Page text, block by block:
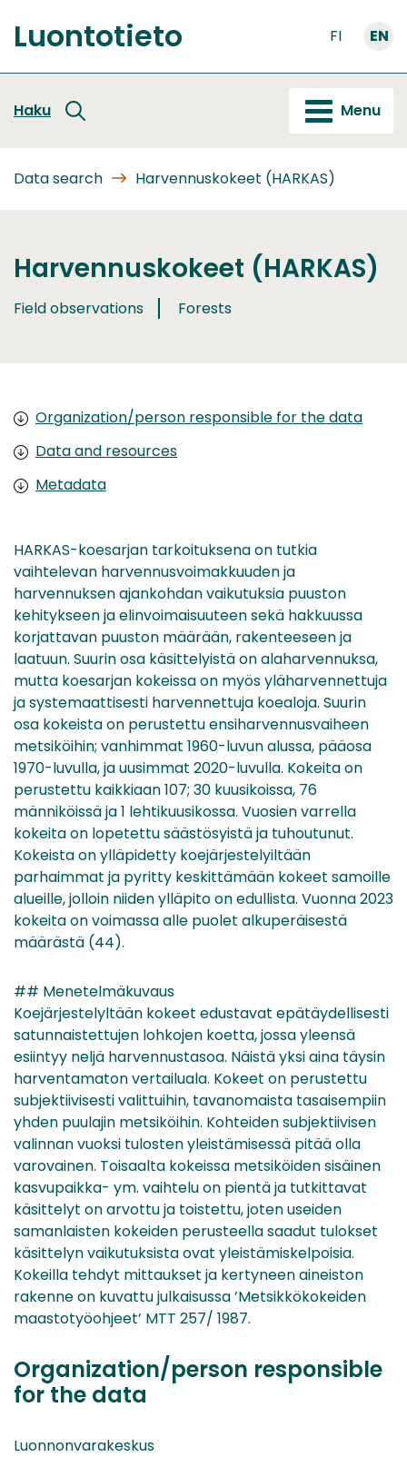
to
content
Front
Luontotieto FI EN
Haku Menu
Data search Harvennuskokeet (HARKAS)
Harvennuskokeet (HARKAS)
Field observations Forests
Organization/person responsible for the data
Data and resources
Metadata
HARKAS-koesarjan tarkoituksena on tutkia
vaihtelevan harvennusvoimakkuuden ja
harvennuksen ajankohdan vaikutuksia puuston
kehitykseen ja elinvoimaisuuteen sekä hakkuussa
korjattavan puuston määrään, rakenteeseen ja
laatuun. Suurin osa käsittelyistä on alaharvennuksa,
mutta koesarjan kokeissa on myös yläharvennettuja
ja systemaattisesti harvennettuja koealoja. Suurin
osa kokeista on perustettu ensiharvennusvaiheen
metsiköihin; vanhimmat 1960-luvun alussa, pääosa
1970-luvulla, ja uusimmat 2020-luvulla. Kokeita on
perustettu kaikkiaan 107; 30 kuusikoissa, 76
männiköissä ja 1 lehtikuusikossa. Vuosien varrella
kokeita on lopetettu säästösyistä ja tuhoutunut.
Kokeista on ylläpidetty koejärjestelyiltään
parhaimmat ja pyritty keskittämään kokeet samoille
alueille, jolloin niiden ylläpito on edullista. Vuonna 2023
kokeita on voimassa alle puolet alkuperäisestä
määrästä (44).
## Menetelmäkuvaus
Koejärjestelyltään kokeet edustavat epätäydellisesti
satunnaistettujen lohkojen koetta, jossa yleensä
esiintyy neljä harvennustasoa. Näistä yksi aina täysin
harventamaton vertailuala. Kokeet on perustettu
subjektiivisesti valittuihin, tavanomaista tasaisempiin
yhden puulajin metsiköihin. Kohteiden subjektiivisen
valinnan vuoksi tulosten yleistämisessä pitää olla
varovainen. Toisaalta kokeissa metsiköiden sisäinen
kasvupaikka- ym. vaihtelu on pientä ja tutkittavat
käsittelyt on arvottu ja toistettu, joten useiden
samanlaisten kokeiden perusteella saadut tulokset
käsittelyn vaikutuksista ovat yleistämiskelpoisia.
Kokeilla tehdyt mittaukset ja kertyneen aineiston
rakenne on kuvattu julkaisussa ’Metsikkökokeiden
maastotyöohjeet’ MTT 257/ 1987.
Organization/person responsible
for the data
Luonnonvarakeskus